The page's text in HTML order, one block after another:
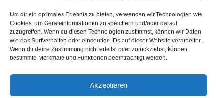
Um dir ein optimales Erlebnis zu bieten, verwenden wir Technologien wie
Cookies, um Geräteinformationen zu speichern und/oder darauf
zuzugreifen. Wenn du diesen Technologien zustimmst, können wir Daten
wie das Surfverhalten oder eindeutige IDs auf dieser Website verarbeiten.
Wenn du deine Zustimmung nicht erteilst oder zurückziehst, können
bestimmte Merkmale und Funktionen beeinträchtigt werden.
Akzeptieren
Hier klicken um die Marketing-Cookies zu
akzeptieren und den Inhalt zu aktivieren